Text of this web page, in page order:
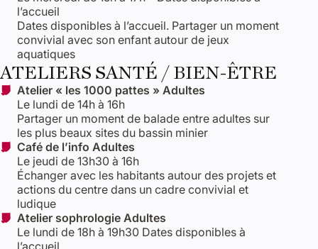
l’accueil
Dates disponibles à l’accueil. Partager un moment
convivial avec son enfant autour de jeux
aquatiques
ATELIERS SANTÉ / BIEN-ÊTRE
Atelier « les 1000 pattes » Adultes
Le lundi de 14h à 16h
Partager un moment de balade entre adultes sur
les plus beaux sites du bassin minier
Café de l’info Adultes
Le jeudi de 13h30 à 16h
Échanger avec les habitants autour des projets et
actions du centre dans un cadre convivial et
ludique
Atelier sophrologie Adultes
Le lundi de 18h à 19h30 Dates disponibles à
l’accueil